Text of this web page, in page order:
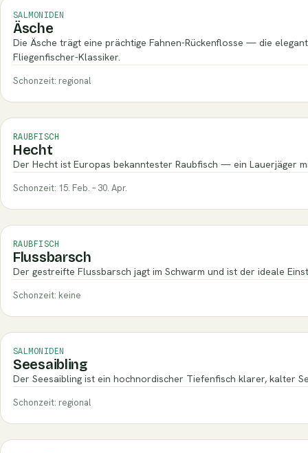
SALMONIDEN
Äsche
Die Äsche trägt eine prächtige Fahnen-Rückenflosse — die
Fliegenfischer-Klassiker.
Schonzeit: regional
RAUBFISCH
Hecht
Der Hecht ist Europas bekanntester Raubfisch — ein Lauerjäger
Schonzeit: 15. Feb. – 30. Apr.
RAUBFISCH
Flussbarsch
Der gestreifte Flussbarsch jagt im Schwarm und ist der ideale
Schonzeit: keine
SALMONIDEN
Seesaibling
Der Seesaibling ist ein hochnordischer Tiefenfisch klarer, kalter
Schonzeit: regional